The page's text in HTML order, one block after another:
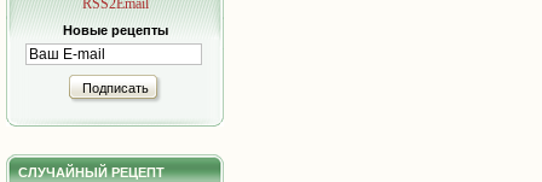
RSS2Email
Новые рецепты
Подписать
СЛУЧАЙНЫЙ РЕЦЕПТ